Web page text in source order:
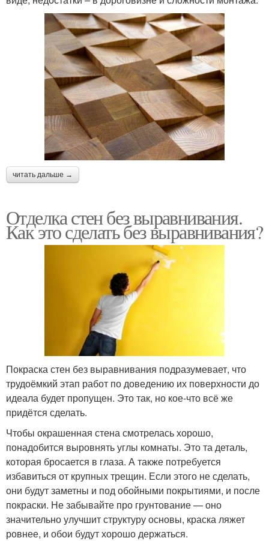
читать дальше →
Отделка стен без выравнивания.
Как это сделать без выравнивания?
Покраска стен без выравнивания подразумевает, что
трудоёмкий этап работ по доведению их поверхности до
идеала будет пропущен. Это так, но кое-что всё же
придётся сделать.
Чтобы окрашенная стена смотрелась хорошо,
понадобится выровнять углы комнаты. Это та деталь,
которая бросается в глаза. А также потребуется
избавиться от крупных трещин. Если этого не сделать,
они будут заметны и под обойными покрытиями, и после
покраски. Не забывайте про грунтование — оно
значительно улучшит структуру основы, краска ляжет
ровнее, и обои будут хорошо держаться.